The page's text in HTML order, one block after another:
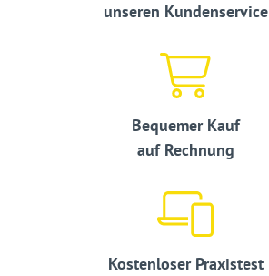
unseren Kundenservice
Bequemer Kauf
auf Rechnung
Kostenloser Praxistest